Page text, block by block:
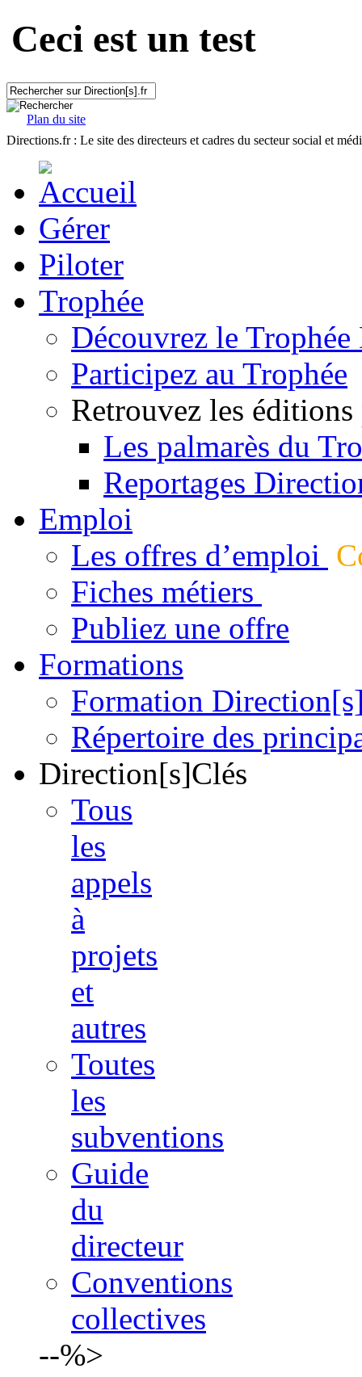
Ceci est un test
Plan du site
Directions.fr : Le site des directeurs et cadres du secteur social et
Gérer
Piloter
Trophée
Découvrez le
Participez au Trophée
Retrouvez les éditions
Les palmarès du
Reportages
Emploi
Les offres d’emploi
Fiches métiers
Publiez une offre
Formations
Formation
Répertoire des
Direction[s]Clés
Tous
les
appels
à
projets
et
autres
Toutes
les
subventions
Guide
du
directeur
Conventions
collectives
--%>